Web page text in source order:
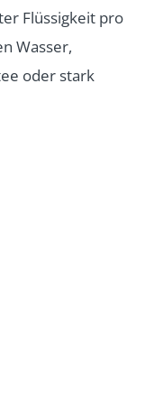
Flüssigkeit pro
Wasser,
oder stark